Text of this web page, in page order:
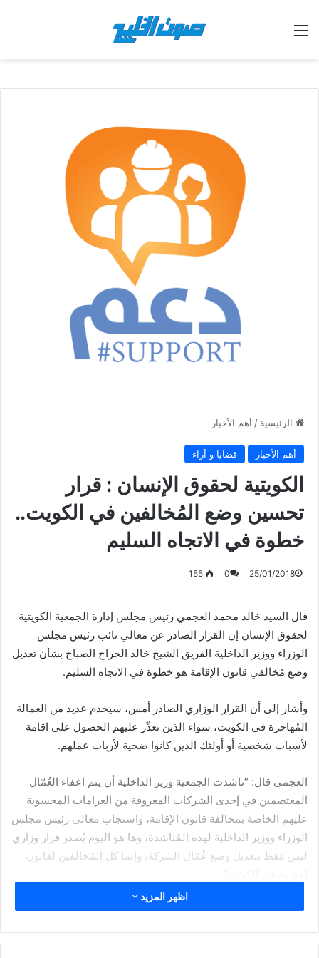
القائمة
الرئيسية / أهم الأخبار
أهم الأخبار قضايا و آراء
الكويتية لحقوق الإنسان : قرار
تحسين وضع المُخالفين في الكويت..
خطوة في الاتجاه السليم
25/01/2018
0
155
قال السيد خالد محمد العجمي رئيس مجلس إدارة الجمعية الكويتية
لحقوق الإنسان إن القرار الصادر عن معالي نائب رئيس مجلس
الوزراء ووزير الداخلية الفريق الشيخ خالد الجراح الصباح بشأن تعديل
وضع مُخالفي قانون الإقامة هو خطوة في الاتجاه السليم.
وأشار إلى أن القرار الوزاري الصادر أمس، سيخدم عديد من العمالة
المُهاجرة في الكويت، سواء الذين تعذّر عليهم الحصول على اقامة
لأسباب شخصية أو أولئك الذين كانوا ضحية لأرباب عملهم.
العجمي قال: “ناشدت الجمعية وزير الداخلية أن يتم اعفاء العُمّال
المعتصمين في إحدى الشركات المعروفة من الغرامات المحسوبة
عليهم الخاصة بمخالفة قانون الإقامة، واستجاب معالي رئيس مجلس
الوزراء ووزير الداخلية لهذه المُناشدة، وها هو اليوم يُصدر قرار وزاري
ليس فقط بتعديل وضع عُمّال الشركة، وإنما كل المُخالفين لقانون
ودعا المخالفين لقانون الاقامة إلى الاستفادة من هذا القرار وتعديل
وضعهم أو مغادرة البلاد دون دفع غرامات ثم العودة إليها مُجدّدًا ليتم
الاستفادة من خدماته.
اظهر المزيد